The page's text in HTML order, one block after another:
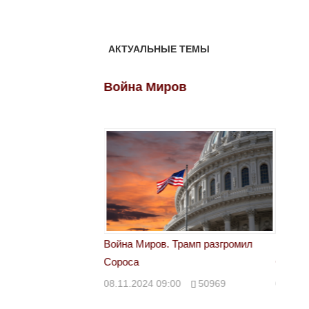
АКТУАЛЬНЫЕ ТЕМЫ
Война Миров
Война Миров. Трамп разгромил
Сороса
08.11.2024 09:00 50969